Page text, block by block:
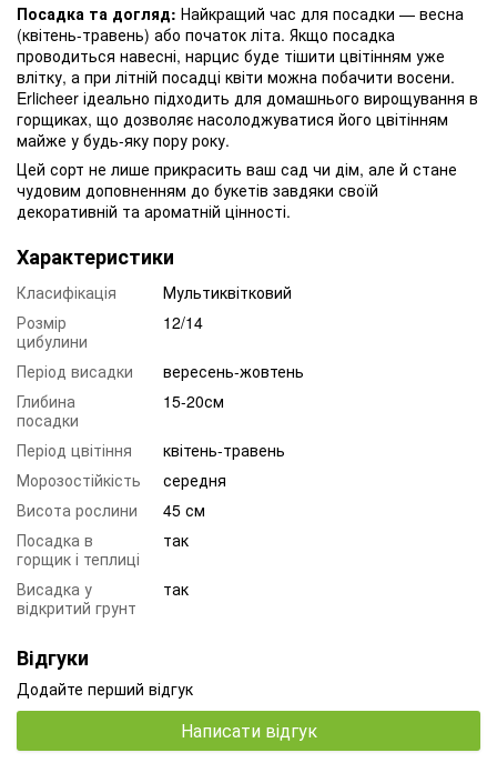
Посадка та догляд: Найкращий час для посадки — весна
(квітень-травень) або початок літа. Якщо посадка
проводиться навесні, нарцис буде тішити цвітінням уже
влітку, а при літній посадці квіти можна побачити восени.
Erlicheer ідеально підходить для домашнього вирощування в
горщиках, що дозволяє насолоджуватися його цвітінням
майже у будь-яку пору року.
Цей сорт не лише прикрасить ваш сад чи дім, але й стане
чудовим доповненням до букетів завдяки своїй
декоративній та ароматній цінності.
Характеристики
Класифікація
Мультиквітковий
Розмір
цибулини
12/14
Період висадки
вересень-жовтень
Глибина
посадки
15-20см
Період цвітіння
квітень-травень
Морозостійкість
середня
Висота рослини
45 см
Посадка в
горщик і теплиці
так
Висадка у
відкритий грунт
так
Відгуки
Додайте перший відгук
Написати відгук